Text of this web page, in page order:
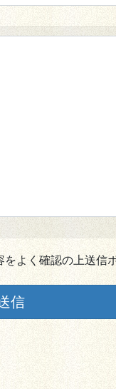
よく確認の上送信